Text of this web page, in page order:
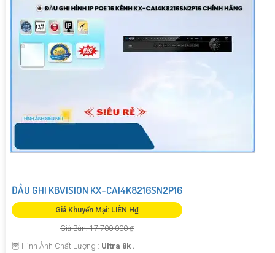
ĐẦU GHI KBVISION KX-CAI4K8216SN2P16
Giá Khuyến Mại: LIÊN H₫
Giá Bán: 17,700,000 ₫
🦉 Hình Ành Chất Lượng : Ultra 8k .